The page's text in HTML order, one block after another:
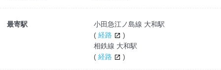
最寄駅
小田急江ノ島線 大和駅
( 経路
)
相鉄線 大和駅
( 経路 )